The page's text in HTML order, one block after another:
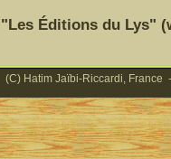
du Lys"
(C) Hatim Jaïbi-Riccardi, France